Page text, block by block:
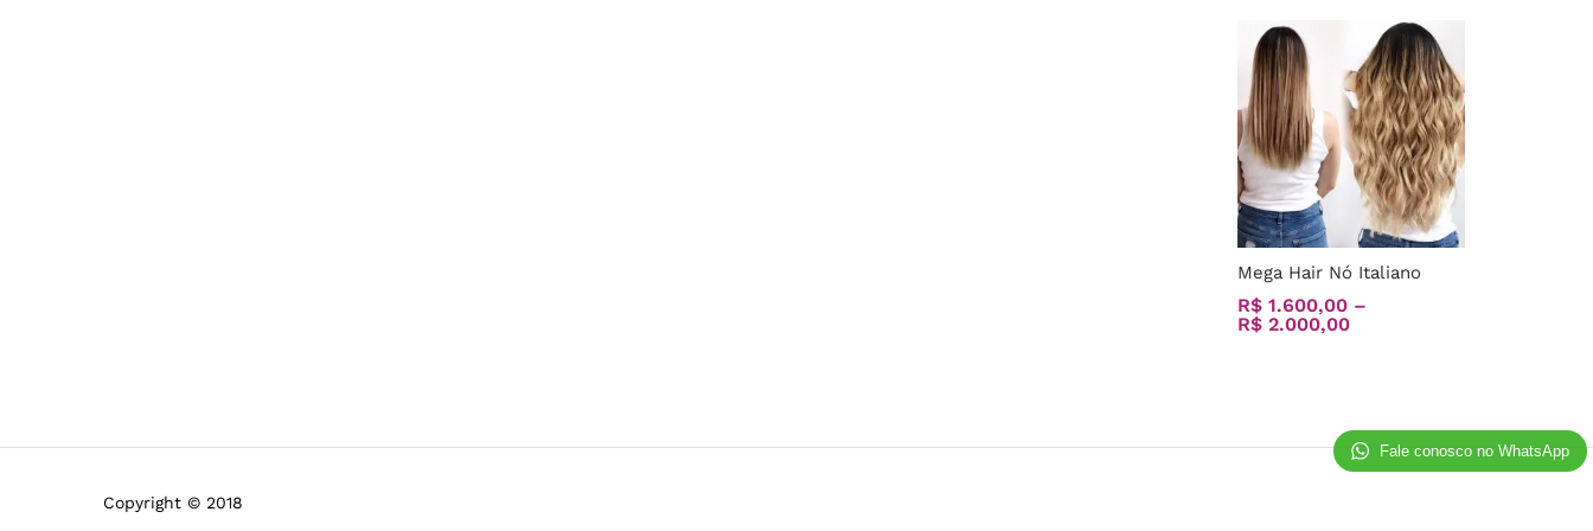
Mega Hair Nó Italiano
R$ 1.600,00 –
R$ 2.000,00
R$ 1.600,00
R$ 2.000,00
Copyright © 2018
Fale conosco no WhatsApp